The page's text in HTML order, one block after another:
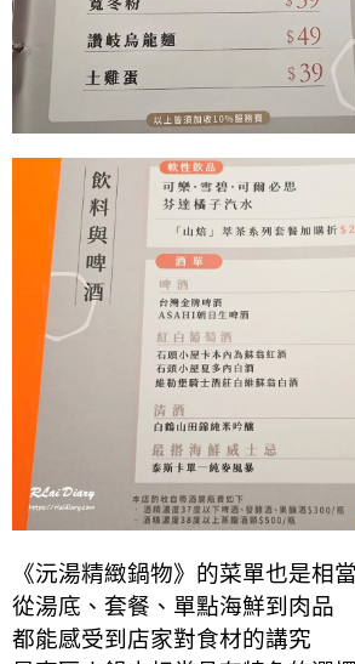
《沅湯精緻鍋物》的菜單也是相
從湯底、套餐、單點海鮮到肉品
都能感受到店家對食材的講究